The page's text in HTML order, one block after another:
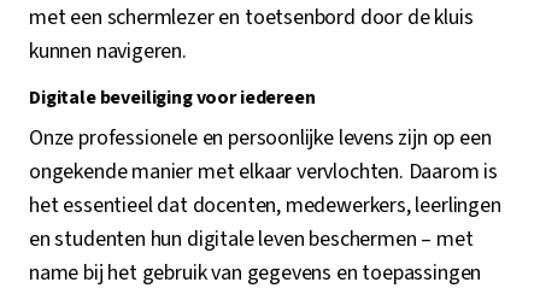
met een schermlezer en toetsenbord door de kluis
kunnen navigeren.
Digitale beveiliging voor iedereen
Onze professionele en persoonlijke levens zijn op een
ongekende manier met elkaar vervlochten. Daarom is
het essentieel dat docenten, medewerkers, leerlingen
en studenten hun digitale leven beschermen – met
name bij het gebruik van gegevens en toepassingen